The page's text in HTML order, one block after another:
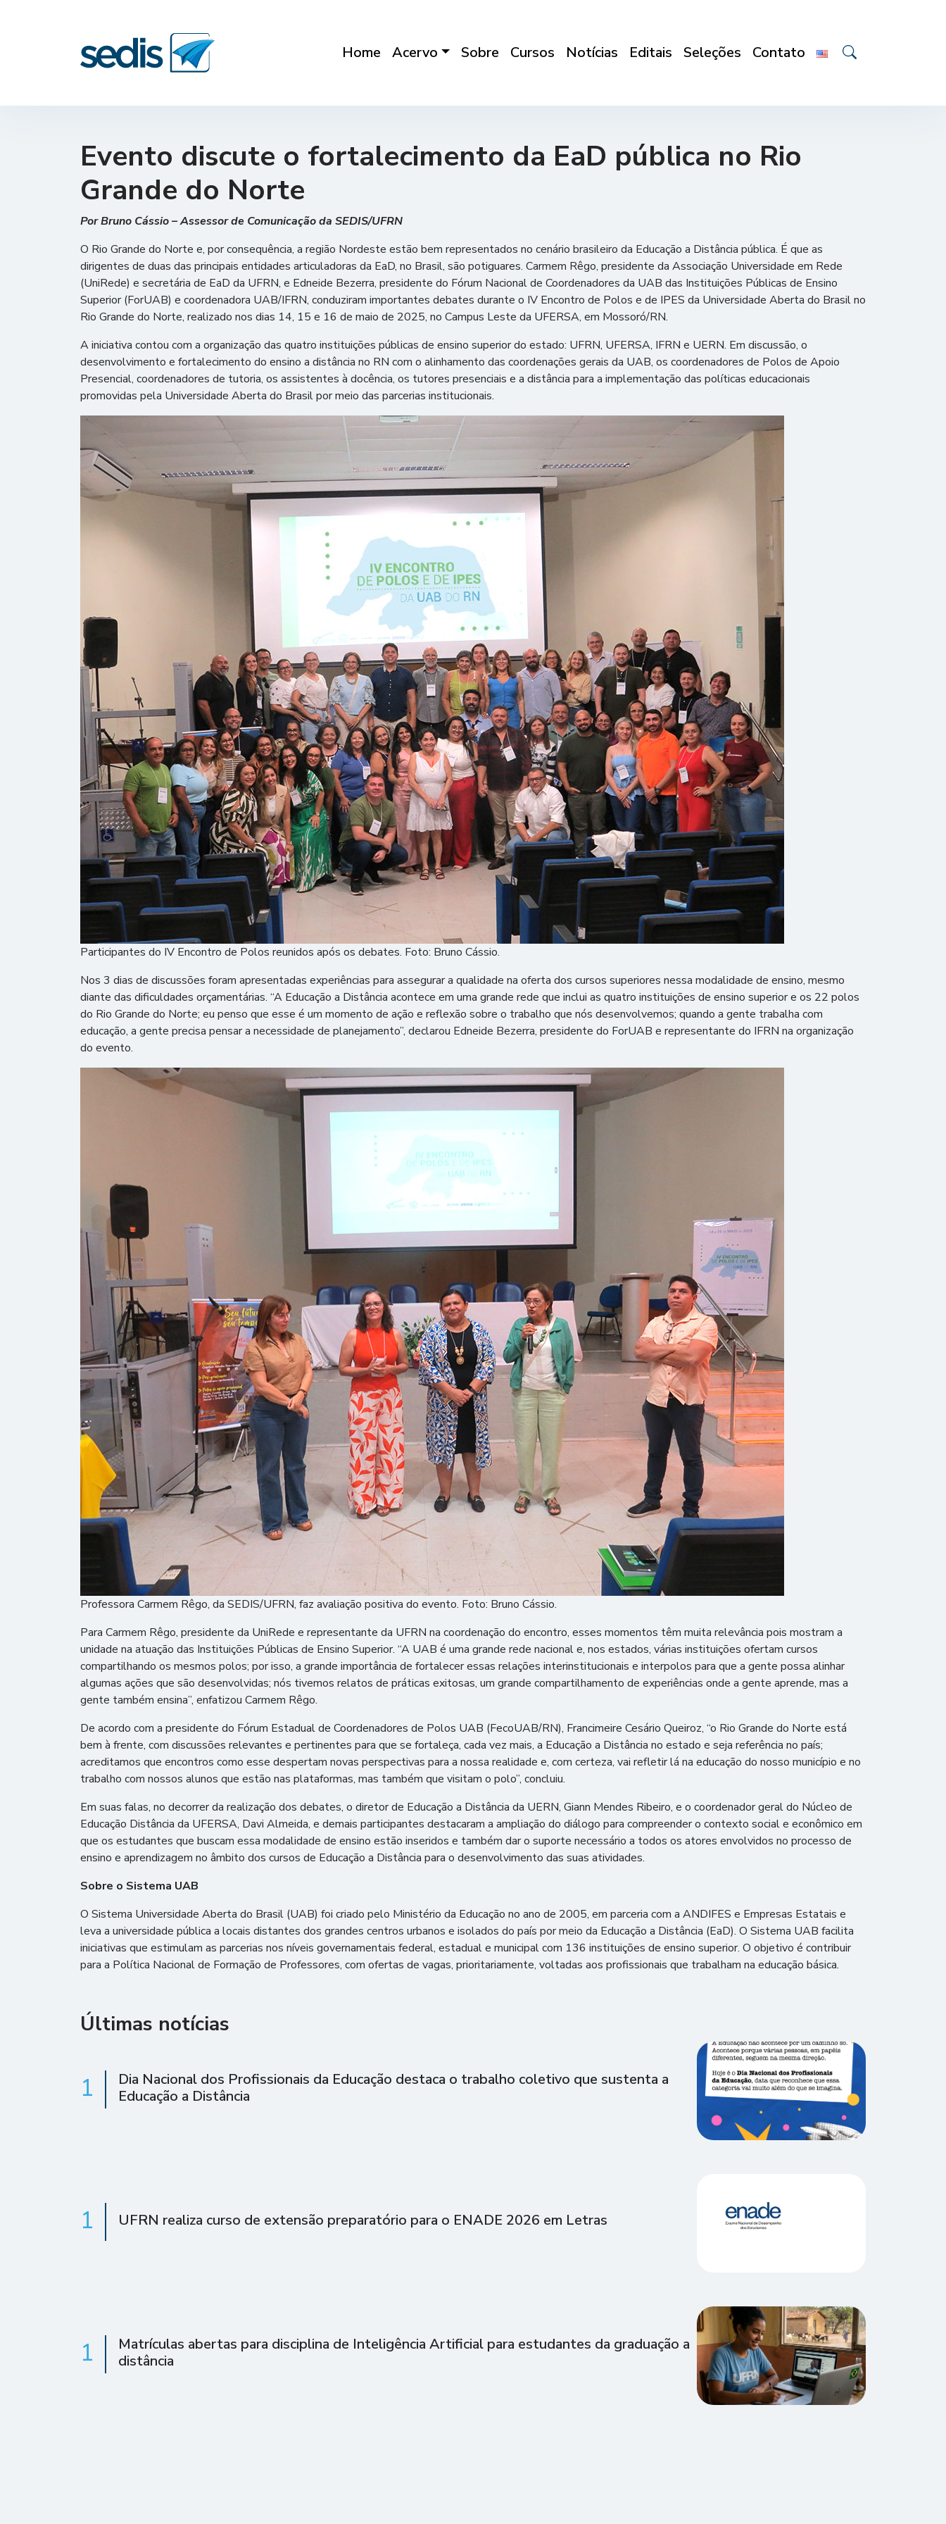
Home Acervo Sobre Cursos Notícias Editais Seleções Contato
Evento discute o fortalecimento da EaD pública no Rio
Grande do Norte
Por Bruno Cássio – Assessor de Comunicação da SEDIS/UFRN
O Rio Grande do Norte e, por consequência, a região Nordeste estão bem representados no cenário brasileiro da Educação a Distância pública. É que as
dirigentes de duas das principais entidades articuladoras da EaD, no Brasil, são potiguares. Carmem Rêgo, presidente da Associação Universidade em Rede
(UniRede) e secretária de EaD da UFRN, e Edneide Bezerra, presidente do Fórum Nacional de Coordenadores da UAB das Instituições Públicas de Ensino
Superior (ForUAB) e coordenadora UAB/IFRN, conduziram importantes debates durante o IV Encontro de Polos e de IPES da Universidade Aberta do Brasil no
Rio Grande do Norte, realizado nos dias 14, 15 e 16 de maio de 2025, no Campus Leste da UFERSA, em Mossoró/RN.
A iniciativa contou com a organização das quatro instituições públicas de ensino superior do estado: UFRN, UFERSA, IFRN e UERN. Em discussão, o
desenvolvimento e fortalecimento do ensino a distância no RN com o alinhamento das coordenações gerais da UAB, os coordenadores de Polos de Apoio
Presencial, coordenadores de tutoria, os assistentes à docência, os tutores presenciais e a distância para a implementação das políticas educacionais
promovidas pela Universidade Aberta do Brasil por meio das parcerias institucionais.
Participantes do IV Encontro de Polos reunidos após os debates. Foto: Bruno Cássio.
Nos 3 dias de discussões foram apresentadas experiências para assegurar a qualidade na oferta dos cursos superiores nessa modalidade de ensino, mesmo
diante das dificuldades orçamentárias. “A Educação a Distância acontece em uma grande rede que inclui as quatro instituições de ensino superior e os 22 polos
do Rio Grande do Norte; eu penso que esse é um momento de ação e reflexão sobre o trabalho que nós desenvolvemos; quando a gente trabalha com
educação, a gente precisa pensar a necessidade de planejamento”, declarou Edneide Bezerra, presidente do ForUAB e representante do IFRN na organização
do evento.
Professora Carmem Rêgo, da SEDIS/UFRN, faz avaliação positiva do evento. Foto: Bruno Cássio.
Para Carmem Rêgo, presidente da UniRede e representante da UFRN na coordenação do encontro, esses momentos têm muita relevância pois mostram a
unidade na atuação das Instituições Públicas de Ensino Superior. “A UAB é uma grande rede nacional e, nos estados, várias instituições ofertam cursos
compartilhando os mesmos polos; por isso, a grande importância de fortalecer essas relações interinstitucionais e interpolos para que a gente possa alinhar
algumas ações que são desenvolvidas; nós tivemos relatos de práticas exitosas, um grande compartilhamento de experiências onde a gente aprende, mas a
gente também ensina”, enfatizou Carmem Rêgo.
De acordo com a presidente do Fórum Estadual de Coordenadores de Polos UAB (FecoUAB/RN), Francimeire Cesário Queiroz, “o Rio Grande do Norte está
bem à frente, com discussões relevantes e pertinentes para que se fortaleça, cada vez mais, a Educação a Distância no estado e seja referência no país;
acreditamos que encontros como esse despertam novas perspectivas para a nossa realidade e, com certeza, vai refletir lá na educação do nosso município e no
trabalho com nossos alunos que estão nas plataformas, mas também que visitam o polo”, concluiu.
Em suas falas, no decorrer da realização dos debates, o diretor de Educação a Distância da UERN, Giann Mendes Ribeiro, e o coordenador geral do Núcleo de
Educação Distância da UFERSA, Davi Almeida, e demais participantes destacaram a ampliação do diálogo para compreender o contexto social e econômico em
que os estudantes que buscam essa modalidade de ensino estão inseridos e também dar o suporte necessário a todos os atores envolvidos no processo de
ensino e aprendizagem no âmbito dos cursos de Educação a Distância para o desenvolvimento das suas atividades.
Sobre o Sistema UAB
O Sistema Universidade Aberta do Brasil (UAB) foi criado pelo Ministério da Educação no ano de 2005, em parceria com a ANDIFES e Empresas Estatais e
leva a universidade pública a locais distantes dos grandes centros urbanos e isolados do país por meio da Educação a Distância (EaD). O Sistema UAB facilita
iniciativas que estimulam as parcerias nos níveis governamentais federal, estadual e municipal com 136 instituições de ensino superior. O objetivo é contribuir
para a Política Nacional de Formação de Professores, com ofertas de vagas, prioritariamente, voltadas aos profissionais que trabalham na educação básica.
Últimas notícias
1
Dia Nacional dos Profissionais da Educação destaca o trabalho coletivo que sustenta a
Educação a Distância
1 UFRN realiza curso de extensão preparatório para o ENADE 2026 em Letras
1
Matrículas abertas para disciplina de Inteligência Artificial para estudantes da graduação a
distância